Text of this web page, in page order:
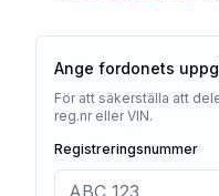
Ange fordonets
För att säkerställa att
reg.nr eller VIN.
Registreringsnummer